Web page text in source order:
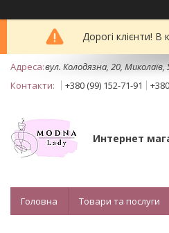
Дорогі клієнти!
вул. Колодязна, 20, Миколаїв,
+380 (99) 152-71-91
Интернет
Головна Товари та послуги